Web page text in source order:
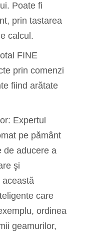
Poate fi
prin tastarea
calcul.
FINE
prin comenzi
fiind arătate
Expertul
pe pământ
de aducere a
şi
această
care
ordinea
geamurilor,